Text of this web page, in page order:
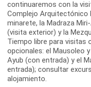
continuaremos con la
Complejo Arquitectónico
minarete, la Madraza
(visita exterior) y la
Tiempo libre para visitas
opcionales: el Mausoleo
Ayub (con entrada) y el
entrada); consultar
alojamiento.